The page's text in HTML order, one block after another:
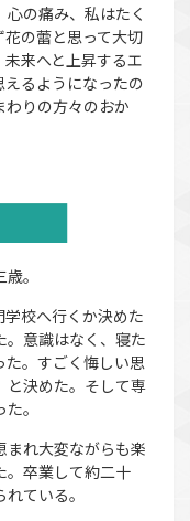
の痛み、私はたく
の蕾と思って大切
来へと上昇するエ
るようになったの
わりの方々のおか
。
校へ行くか決めた
。意識はなく、寝た
た。すごく悔しい思
と決めた。そして専
。
れ大変ながらも楽
。卒業して約二十
ている。